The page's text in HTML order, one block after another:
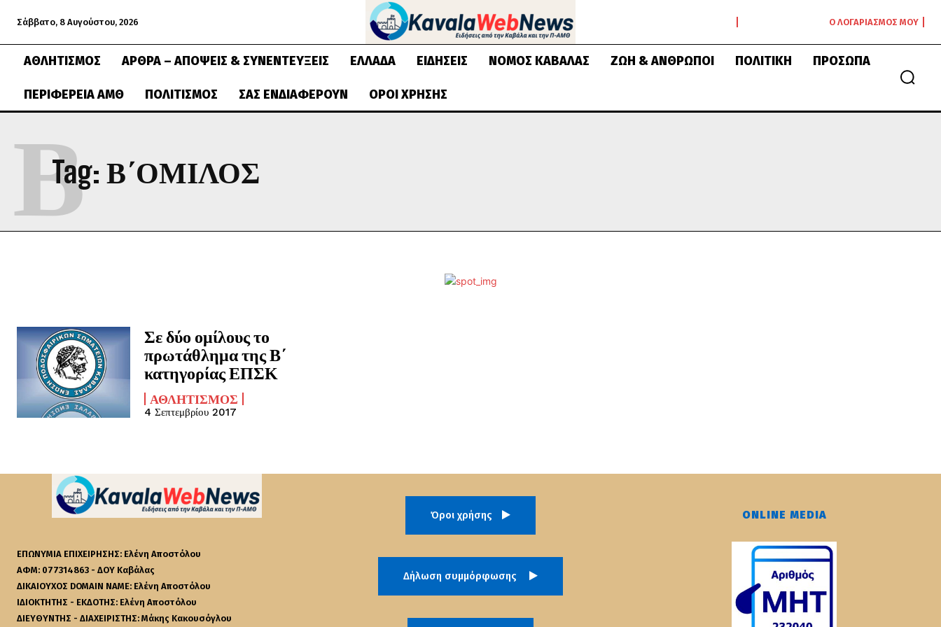
Σάββατο, 8 Αυγούστου, 2026 Ο ΛΟΓΑΡΙΑΣΜΌΣ ΜΟΥ
ΑΘΛΗΤΙΣΜΌΣ ΆΡΘΡΑ – ΑΠΌΨΕΙΣ & ΣΥΝΕΝΤΕΎΞΕΙΣ ΕΛΛΆΔΑ ΕΙΔΉΣΕΙΣ ΝΟΜΌΣ ΚΑΒΆΛΑΣ ΖΩΉ & ΆΝΘΡΩΠΟΙ ΠΟΛΙΤΙΚΉ ΠΡΌΣΩΠΑ
ΠΕΡΙΦΈΡΕΙΑ ΑΜΘ ΠΟΛΙΤΙΣΜΌΣ ΣΑΣ ΕΝΔΙΑΦΈΡΟΥΝ ΌΡΟΙ ΧΡΉΣΗΣ
Tag: Β΄ΟΜΙΛΟΣ
Β
Σε δύο ομίλους το
πρωτάθλημα της Β΄
κατηγορίας ΕΠΣΚ
ΑΘΛΗΤΙΣΜΌΣ
4 Σεπτεμβρίου 2017
ΕΠΩΝΥΜΙΑ ΕΠΙΧΕΙΡΗΣΗΣ: Ελένη Αποστόλου
ΑΦΜ: 077314863 - ΔΟΥ Καβάλας
ΔΙΚΑΙΟΥΧΟΣ DOMAIN NAME: Ελένη Αποστόλου
ΙΔΙΟΚΤΗΤΗΣ - ΕΚΔΟΤΗΣ: Ελένη Αποστόλου
ΔΙΕΥΘΥΝΤΗΣ - ΔΙΑΧΕΙΡΙΣΤΗΣ: Μάκης Κακουσόγλου
Όροι χρήσης
Δήλωση συμμόρφωσης
ONLINE MEDIA